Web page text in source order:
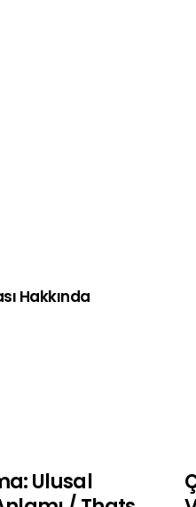
Hakkında
Ulusal